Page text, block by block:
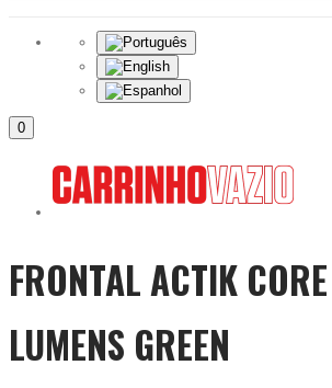
0
FRONTAL ACTIK
LUMENS GREEN